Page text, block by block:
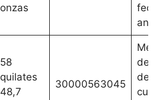
onzas
fecha
58
quilates
48,7
30000563045
del 2
de